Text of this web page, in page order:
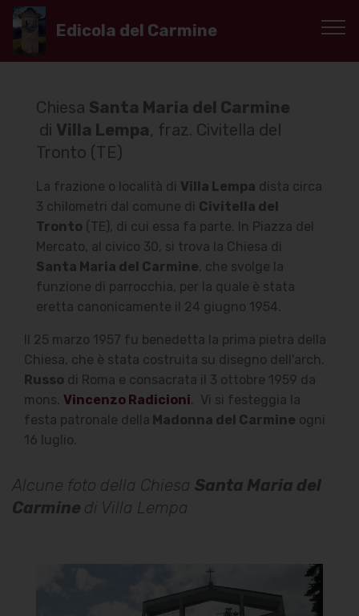
Edicola del Carmine
Chiesa Santa Maria del Carmine
di Villa Lempa, fraz. Civitella del
Tronto (TE)
La frazione o località di Villa Lempa dista circa
3 chilometri dal comune di Civitella del
Tronto (TE), di cui essa fa parte. In Piazza del
Mercato, al civico 30, si trova la Chiesa di
Santa Maria del Carmine, che svolge la
funzione di parrocchia, per la quale è stata
eretta canonicamente il 24 giugno 1954.
Il 25 marzo 1957 fu benedetta la prima pietra della
Chiesa, che è stata costruita su disegno dell'arch.
Russo di Roma e consacrata il 3 ottobre 1959 da
mons. Vincenzo Radicioni. Vi si festeggia la
festa patronale della Madonna del Carmine ogni
16 luglio.
Alcune foto della Chiesa Santa Maria del
Carmine di Villa Lempa
Chiesa Santa Maria del